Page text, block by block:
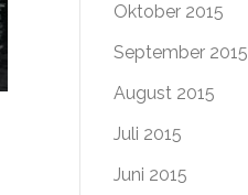
Oktober 2015
September 2015
August 2015
Juli 2015
Juni 2015